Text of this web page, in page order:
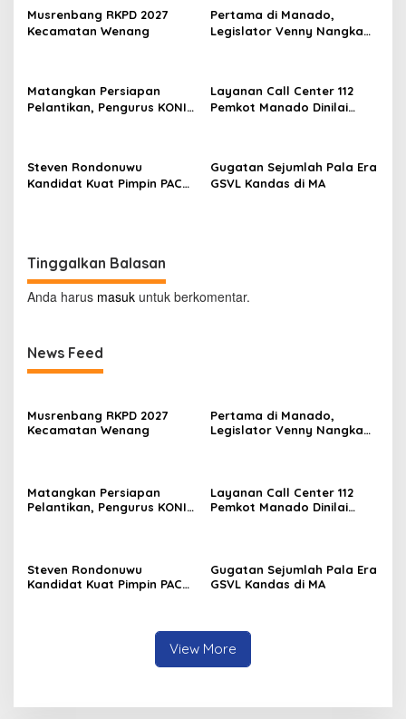
s
i
o
s
Musrenbang RKPD 2027
Kecamatan Wenang
Pertama di Manado,
Legislator Venny Nangka
Matangkan Persiapan
Pelantikan, Pengurus KONI
Layanan Call Center 112
Pemkot Manado Dinilai
Steven Rondonuwu
Kandidat Kuat Pimpin PAC
Gugatan Sejumlah Pala Era
GSVL Kandas di MA
Tinggalkan Balasan
Anda harus masuk untuk berkomentar.
News Feed
Musrenbang RKPD 2027
Kecamatan Wenang
Pertama di Manado,
Legislator Venny Nangka
Matangkan Persiapan
Pelantikan, Pengurus KONI
Layanan Call Center 112
Pemkot Manado Dinilai
Steven Rondonuwu
Kandidat Kuat Pimpin PAC
Gugatan Sejumlah Pala Era
GSVL Kandas di MA
View More